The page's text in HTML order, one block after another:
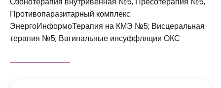
Противопаразитарный комплекс:
ЭнергоИнформоТерапия на КМЭ №5; Висцеральная
терапия №5; Вагинальные инсуффляции ОКС